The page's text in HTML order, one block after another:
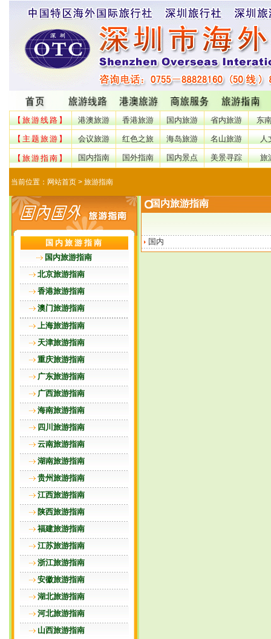
【旅游线路】 港澳旅游 香港旅游 国内旅游 省内旅游 东
【主题旅游】 会议旅游 红色之旅 海岛旅游 名山旅游 人
【旅游指南】 国内指南 国外指南 国内景点 美景寻踪 旅
当前位置： 网站首页 > 旅游指南
国内旅游指南
国内旅游指南
北京旅游指南
香港旅游指南
澳门旅游指南
上海旅游指南
天津旅游指南
重庆旅游指南
广东旅游指南
广西旅游指南
海南旅游指南
四川旅游指南
云南旅游指南
湖南旅游指南
贵州旅游指南
江西旅游指南
陕西旅游指南
福建旅游指南
江苏旅游指南
浙江旅游指南
安徽旅游指南
湖北旅游指南
河北旅游指南
山西旅游指南
国内旅游指南
国内